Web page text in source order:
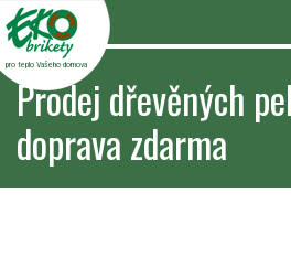
pro teplo Vašeho domova
Prodej dřevěných
doprava zdarma